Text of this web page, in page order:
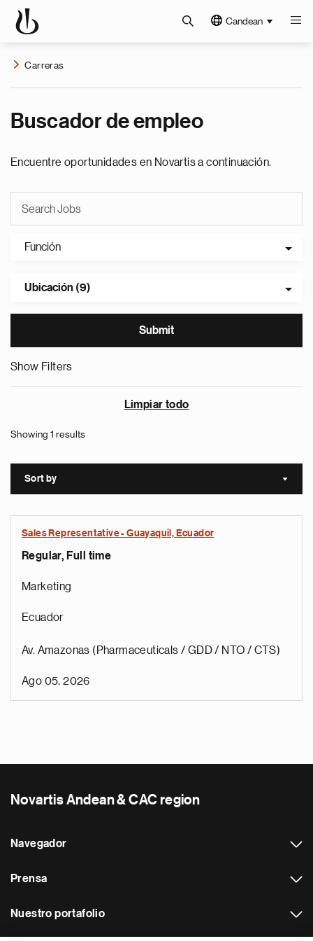
Candean
Carreras
Buscador de empleo
Encuentre oportunidades en Novartis a continuación.
Función
Ubicación (9)
Show Filters
Limpiar todo
Showing 1 results
Sort by Sort
Sales Representative - Guayaquil, Ecuador
Regular, Full time
Marketing
Ecuador
Av. Amazonas (Pharmaceuticals / GDD / NTO / CTS)
Ago 05, 2026
Novartis Andean & CAC region
Navegador
Prensa
Nuestro portafolio